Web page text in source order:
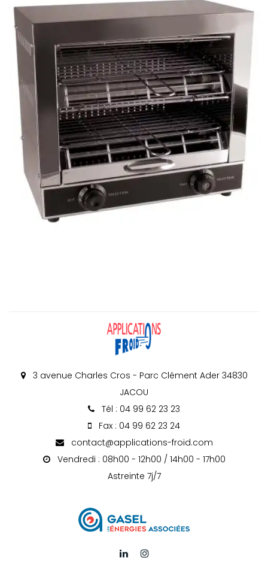
3 avenue Charles Cros - Parc Clément Ader 34830
JACOU
Tél : 04 99 62 23 23
Fax : 04 99 62 23 24
contact@applications-froid.com
Vendredi : 08h00 - 12h00 / 14h00 - 17h00
Astreinte 7j/7